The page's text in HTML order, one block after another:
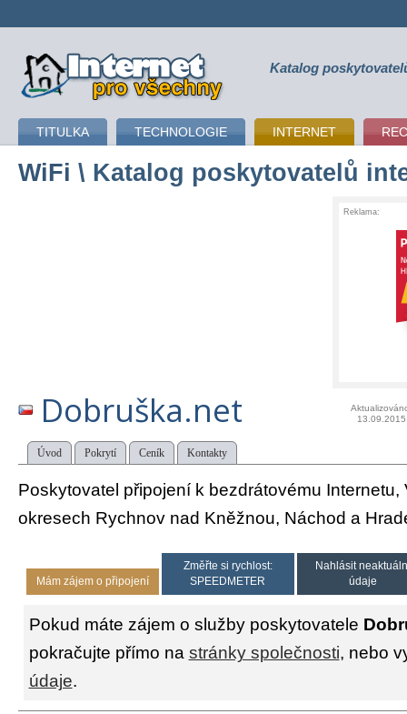
připojení k internetu Katalog
TITULKA TECHNOLOGIE INTERNET
WiFi \ Katalog poskytovatelů
Reklama:
Dobruška.net
13.09.2015
Úvod Pokrytí Ceník Kontakty
Poskytovatel připojení k bezdrátovému Internetu,
okresech Rychnov nad Kněžnou, Náchod a
Mám zájem o připojení
Změřte si rychlost:
SPEEDMETER
Nahlásit
údaje
Pokud máte zájem o služby poskytovatele
pokračujte přímo na stránky společnosti, nebo
údaje.